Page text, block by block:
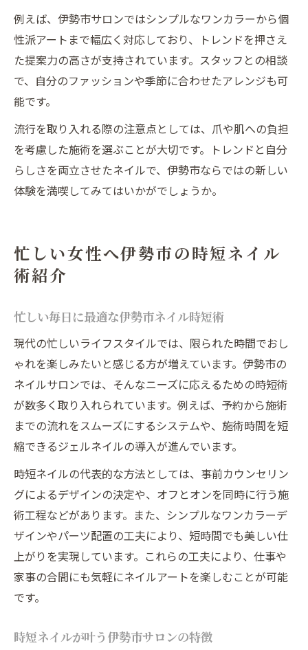
例えば、伊勢市サロンではシンプルなワンカラーから個
性派アートまで幅広く対応しており、トレンドを押さえ
た提案力の高さが支持されています。スタッフとの相談
で、自分のファッションや季節に合わせたアレンジも可
能です。
流行を取り入れる際の注意点としては、爪や肌への負担
を考慮した施術を選ぶことが大切です。トレンドと自分
らしさを両立させたネイルで、伊勢市ならではの新しい
体験を満喫してみてはいかがでしょうか。
忙しい女性へ伊勢市の時短ネイル
術紹介
忙しい毎日に最適な伊勢市ネイル時短術
現代の忙しいライフスタイルでは、限られた時間でおし
ゃれを楽しみたいと感じる方が増えています。伊勢市の
ネイルサロンでは、そんなニーズに応えるための時短術
が数多く取り入れられています。例えば、予約から施術
までの流れをスムーズにするシステムや、施術時間を短
縮できるジェルネイルの導入が進んでいます。
時短ネイルの代表的な方法としては、事前カウンセリン
グによるデザインの決定や、オフとオンを同時に行う施
術工程などがあります。また、シンプルなワンカラーデ
ザインやパーツ配置の工夫により、短時間でも美しい仕
上がりを実現しています。これらの工夫により、仕事や
家事の合間にも気軽にネイルアートを楽しむことが可能
です。
時短ネイルが叶う伊勢市サロンの特徴